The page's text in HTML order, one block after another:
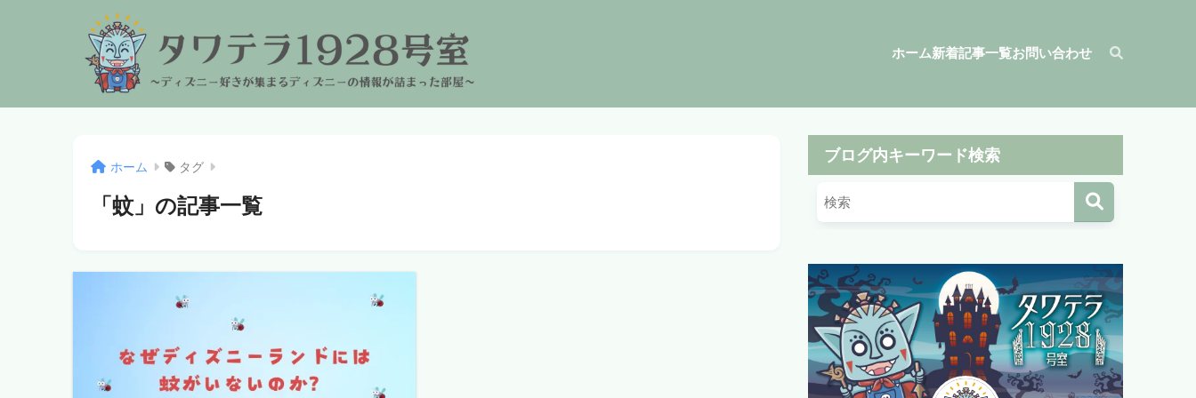
ホーム新着記事一覧お問い合わせ
ホーム タグ
「蚊」の記事一覧
ブログ内キーワード検索